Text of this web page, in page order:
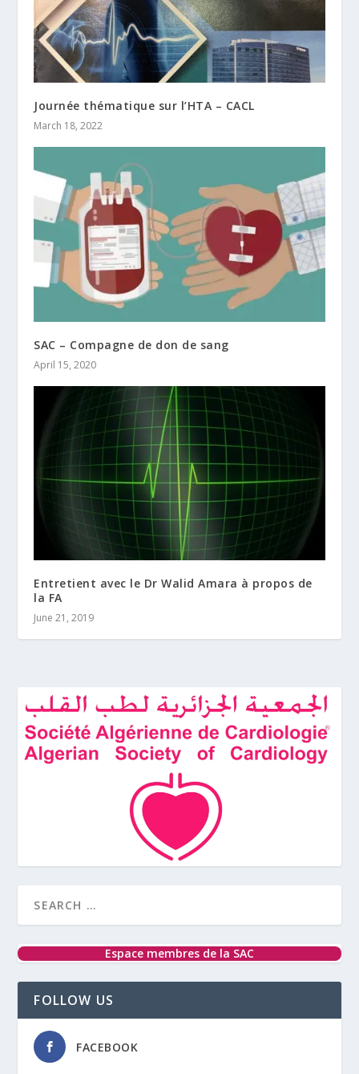
Journée thématique sur l’HTA – CACL
March 18, 2022
SAC – Compagne de don de sang
April 15, 2020
Entretient avec le Dr Walid Amara à propos de
la FA
June 21, 2019
Espace membres de la SAC
FOLLOW US
FACEBOOK